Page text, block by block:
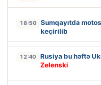
18:50
Sumqayıtda
keçirilib
12:40 Rusiya bu həftə
Zelenski